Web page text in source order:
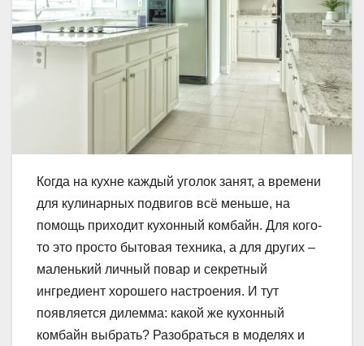
Когда на кухне каждый уголок занят, а времени
для кулинарных подвигов всё меньше, на
помощь приходит кухонный комбайн. Для кого-
то это просто бытовая техника, а для других –
маленький личный повар и секретный
ингредиент хорошего настроения. И тут
появляется дилемма: какой же кухонный
комбайн выбрать? Разобраться в моделях и